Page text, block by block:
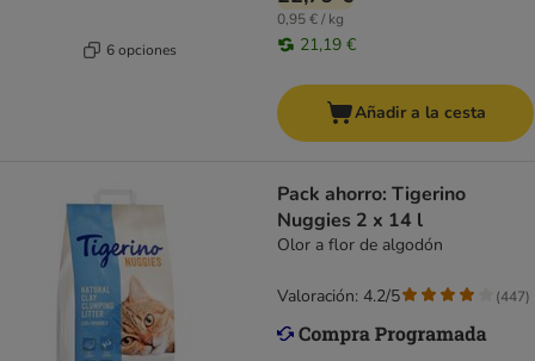
6 opciones
0,95 € / kg
21,19 €
Añadir a la cesta
Pack ahorro: Tigerino
Nuggies 2 x 14 l
Olor a flor de algodón
Valoración: 4.2/5 (447)